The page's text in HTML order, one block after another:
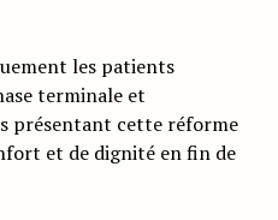
les patients
terminale et
présentant cette réforme
et de dignité en fin de